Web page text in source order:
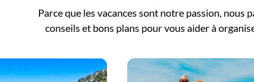
Parce que les vacances sont notre passion, nous
conseils et bons plans pour vous aider à